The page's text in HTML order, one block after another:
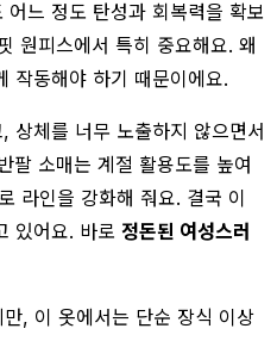
느 정도 탄성과 회복력을 확보
원피스에서 특히 중요해요. 왜
작동해야 하기 때문이에요.
상체를 너무 노출하지 않으면서
팔 소매는 계절 활용도를 높여
라인을 강화해 줘요. 결국 이
있어요. 바로 정돈된 여성스러
, 이 옷에서는 단순 장식 이상